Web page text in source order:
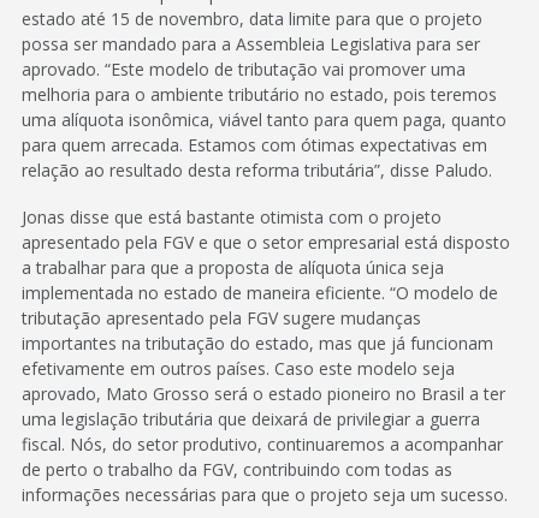
estado até 15 de novembro, data limite para que o projeto
possa ser mandado para a Assembleia Legislativa para ser
aprovado. “Este modelo de tributação vai promover uma
melhoria para o ambiente tributário no estado, pois teremos
uma alíquota isonômica, viável tanto para quem paga, quanto
para quem arrecada. Estamos com ótimas expectativas em
relação ao resultado desta reforma tributária”, disse Paludo.
Jonas disse que está bastante otimista com o projeto
apresentado pela FGV e que o setor empresarial está disposto
a trabalhar para que a proposta de alíquota única seja
implementada no estado de maneira eficiente. “O modelo de
tributação apresentado pela FGV sugere mudanças
importantes na tributação do estado, mas que já funcionam
efetivamente em outros países. Caso este modelo seja
aprovado, Mato Grosso será o estado pioneiro no Brasil a ter
uma legislação tributária que deixará de privilegiar a guerra
fiscal. Nós, do setor produtivo, continuaremos a acompanhar
de perto o trabalho da FGV, contribuindo com todas as
informações necessárias para que o projeto seja um sucesso.